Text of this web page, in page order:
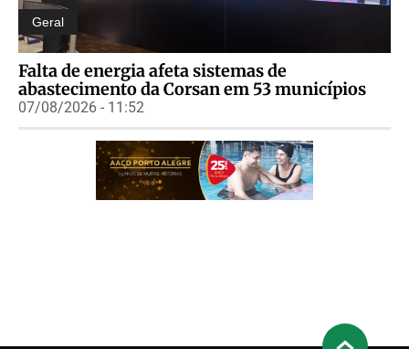
Geral
Falta de energia afeta sistemas de
abastecimento da Corsan em 53 municípios
07/08/2026 - 11:52